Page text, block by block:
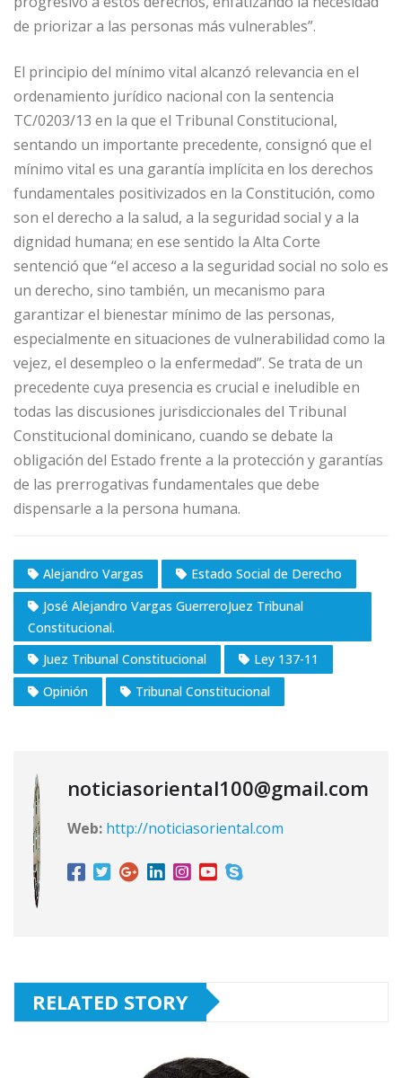
de priorizar a las personas más vulnerables”.
El principio del mínimo vital alcanzó relevancia en el
ordenamiento jurídico nacional con la sentencia
TC/0203/13 en la que el Tribunal Constitucional,
sentando un importante precedente, consignó que el
mínimo vital es una garantía implícita en los derechos
fundamentales positivizados en la Constitución, como
son el derecho a la salud, a la seguridad social y a la
dignidad humana; en ese sentido la Alta Corte
sentenció que “el acceso a la seguridad social no solo es
un derecho, sino también, un mecanismo para
garantizar el bienestar mínimo de las personas,
especialmente en situaciones de vulnerabilidad como la
vejez, el desempleo o la enfermedad”. Se trata de un
precedente cuya presencia es crucial e ineludible en
todas las discusiones jurisdiccionales del Tribunal
Constitucional dominicano, cuando se debate la
obligación del Estado frente a la protección y garantías
de las prerrogativas fundamentales que debe
dispensarle a la persona humana.
Alejandro Vargas
Estado Social de Derecho
José Alejandro Vargas GuerreroJuez Tribunal
Constitucional.
Juez Tribunal Constitucional
Ley 137-11
Opinión
Tribunal Constitucional
noticiasoriental100@gmail.com
Web: http://noticiasoriental.com
RELATED STORY